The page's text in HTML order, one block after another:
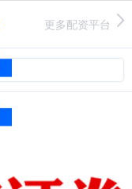
更多配资平台